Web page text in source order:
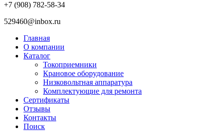
+7 (908) 782-58-34
529460@inbox.ru
Главная
О компании
Каталог
Токоприемники
Крановое оборудование
Низковольтная аппаратура
Комплектующие для ремонта
Сертификаты
Отзывы
Контакты
Поиск